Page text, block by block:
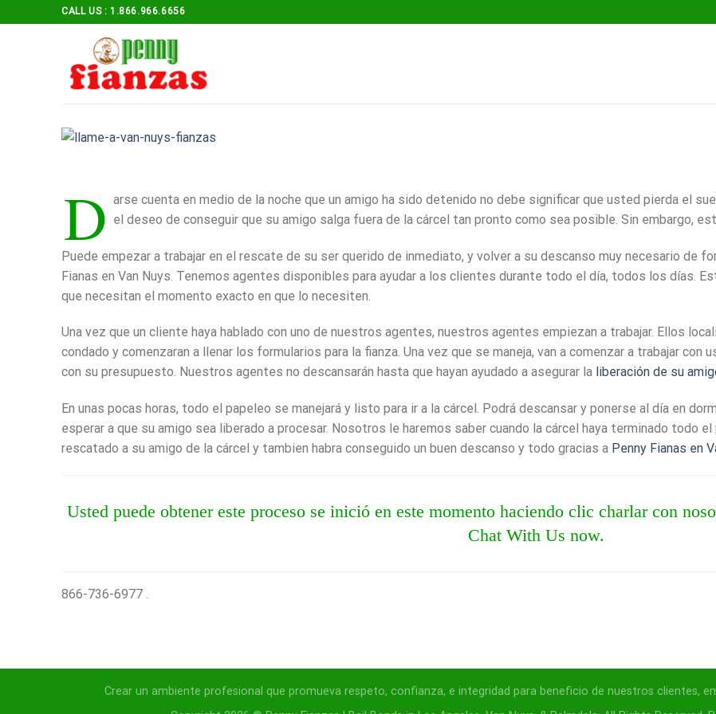
to
CALL US : 1.866.966.6656
D arse cuenta en medio de la noche que un amigo ha sido detenido no debe significar que usted pierda el
el deseo de conseguir que su amigo salga fuera de la cárcel tan pronto como sea posible. Sin embargo,
Puede empezar a trabajar en el rescate de su ser querido de inmediato, y volver a su descanso muy necesario de
Fianas en Van Nuys. Tenemos agentes disponibles para ayudar a los clientes durante todo el día, todos los días.
que necesitan el momento exacto en que lo necesiten.
Una vez que un cliente haya hablado con uno de nuestros agentes, nuestros agentes empiezan a trabajar. Ellos
condado y comenzaran a llenar los formularios para la fianza. Una vez que se maneja, van a comenzar a trabajar con
con su presupuesto. Nuestros agentes no descansarán hasta que hayan ayudado a asegurar la liberación de su
En unas pocas horas, todo el papeleo se manejará y listo para ir a la cárcel. Podrá descansar y ponerse al día en
esperar a que su amigo sea liberado a procesar. Nosotros le haremos saber cuando la cárcel haya terminado todo
rescatado a su amigo de la cárcel y tambien habra conseguido un buen descanso y todo gracias a Penny Fianas en
Usted puede obtener este proceso se inició en este momento haciendo clic charlar con
Chat With Us now.
866-736-6977 .
Crear un ambiente profesional que promueva respeto, confianza, e integridad para beneficio de nuestros clientes,